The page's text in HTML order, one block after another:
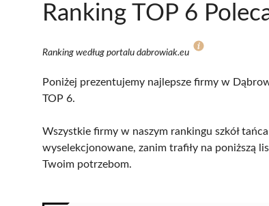
Ranking TOP 6
Ranking według portalu dabrowiak.eu
Poniżej prezentujemy najlepsze firmy w
TOP 6.
Wszystkie firmy w naszym rankingu szkół
wyselekcjonowane, zanim trafiły na poniższą
Twoim potrzebom.